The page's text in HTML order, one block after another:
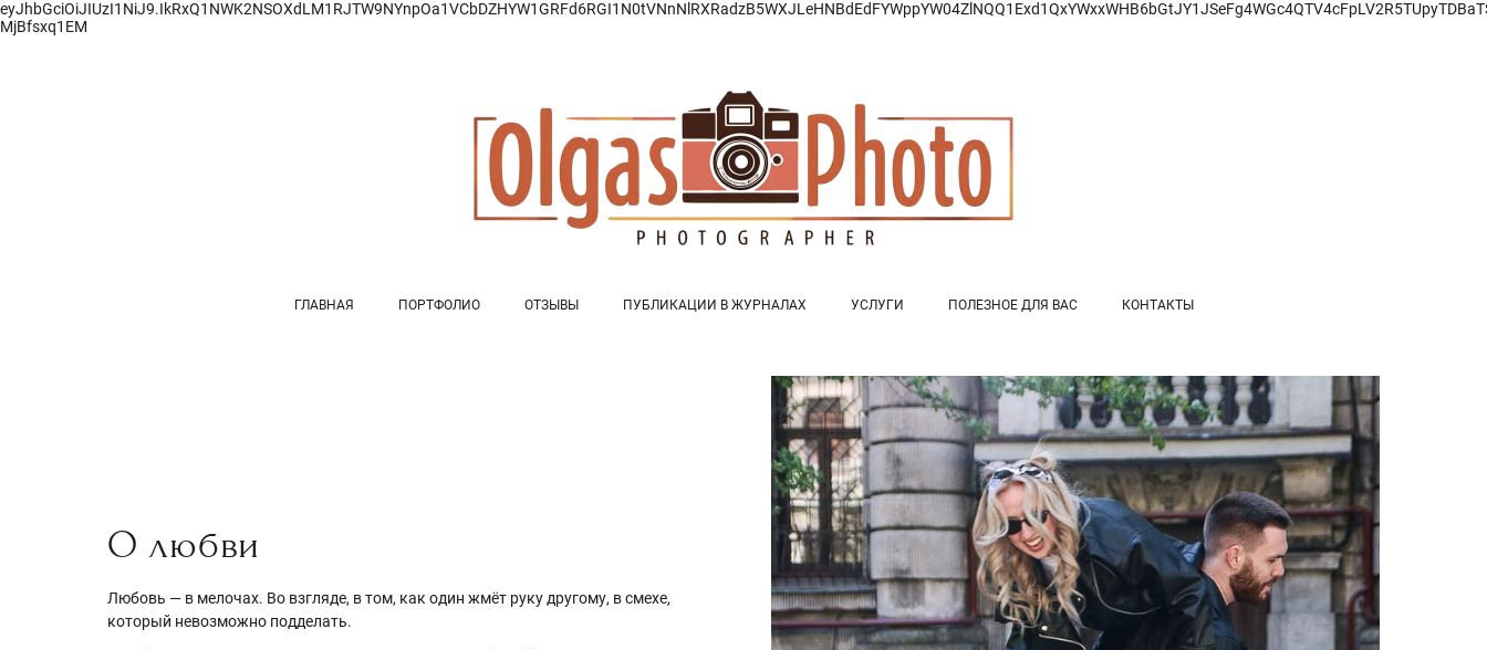
MjBfsxq1EM
ГЛАВНАЯ ПОРТФОЛИО ОТЗЫВЫ ПУБЛИКАЦИИ В ЖУРНАЛАХ УСЛУГИ ПОЛЕЗНОЕ ДЛЯ ВАС КОНТАКТЫ
О любви
Любовь — в мелочах. Во взгляде, в том, как один жмёт руку другому, в смехе,
который невозможно подделать.